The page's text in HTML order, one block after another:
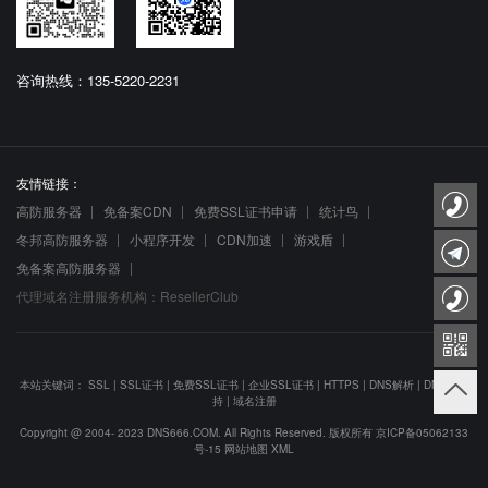
咨询热线：135-5220-2231
友情链接：
高防服务器
免备案CDN 免费SSL证书申请
统计鸟
冬邦高防服务器
小程序开发 CDN加速
游戏盾
免备案高防服务器
代理域名注册服务机构：ResellerClub
本站关键词： SSL | SSL证书 | 免费SSL证书 | 企业SSL证书 | HTTPS | DNS解析 | DNS防劫
持| 域名注册
Copyright @ 2004- 2023 DNS666.COM. All Rights Reserved. 版权所有 京ICP备05062133
号-15 网站地图 XML